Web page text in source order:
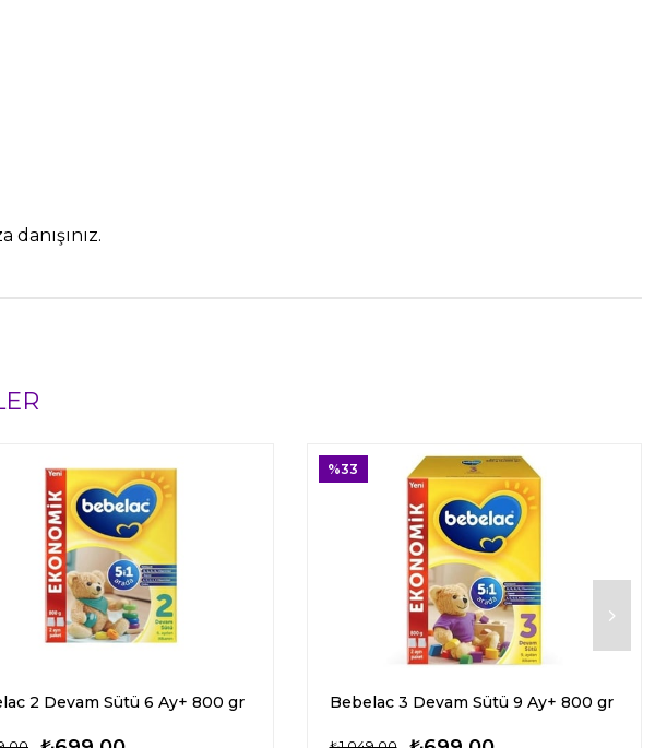
2 Devam Sütü 6 Ay+ 800 gr Bebelac 3 Devam Sütü 9 Ay+ 800 gr
%33